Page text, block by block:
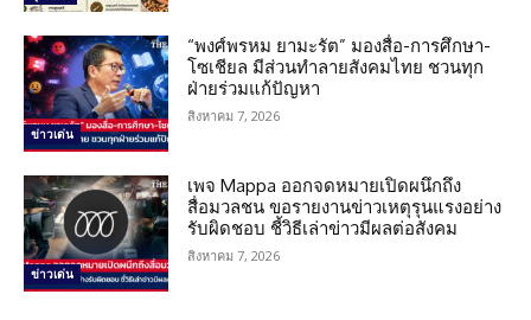
ข่าวเด่น
“พงศ์พรหม ยามะรัต” มองสื่อ-การศึกษา-
โซเชียล มีส่วนทำลายสังคมไทย ชวนทุก
ฝ่ายร่วมแก้ปัญหา
สิงหาคม 7, 2026
ข่าวเด่น
เพจ Mappa ออกจดหมายเปิดผนึกถึง
สื่อมวลชน ขอรายงานข่าวเหตุรุนแรงอย่าง
รับผิดชอบ ชี้วิธีเล่าข่าวมีผลต่อสังคม
สิงหาคม 7, 2026